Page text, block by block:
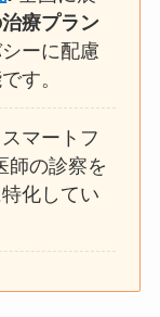
療プラン
ーに配慮
す。
スマートフ
師の診察を
化してい